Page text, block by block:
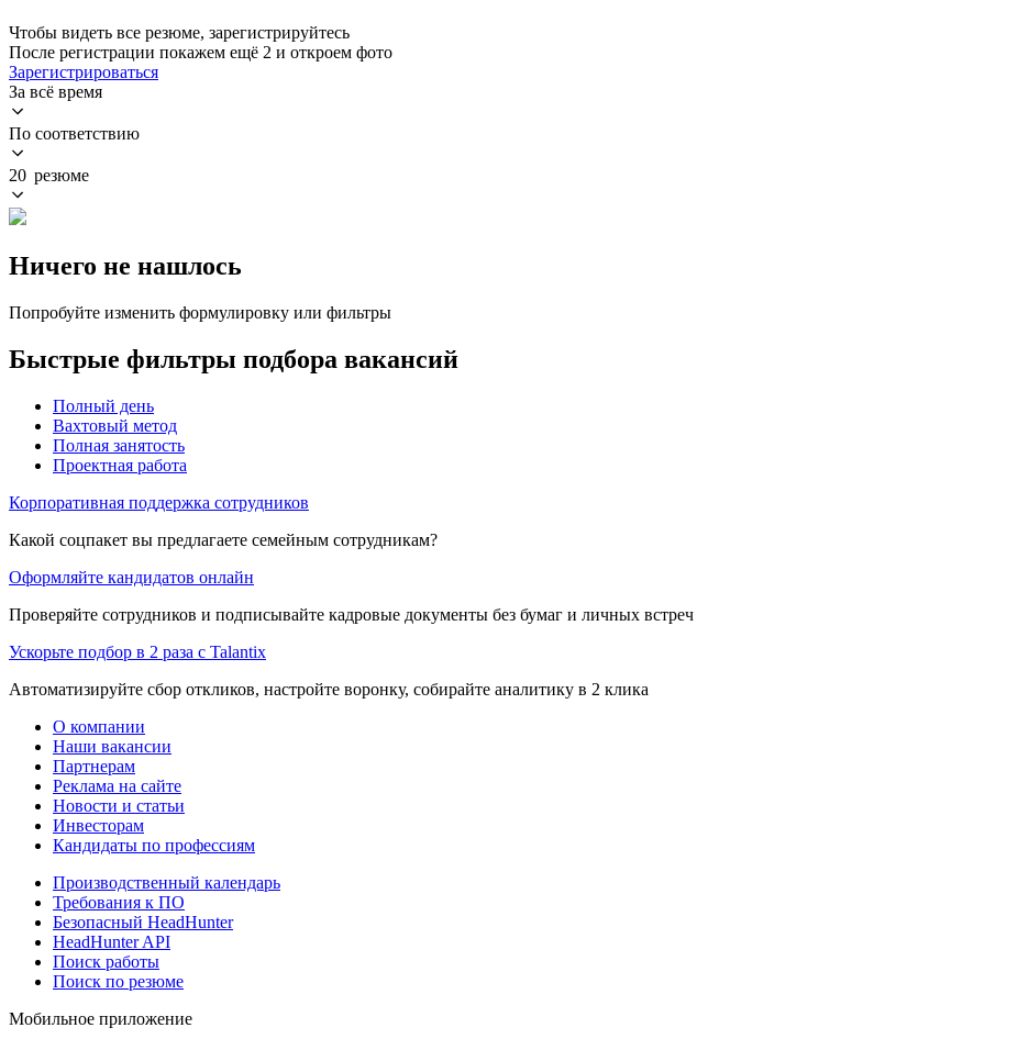
Чтобы видеть все резюме, зарегистрируйтесь
После регистрации покажем ещё 2 и откроем фото
Зарегистрироваться
За всё время
По соответствию
20 резюме
Ничего не нашлось
Попробуйте изменить формулировку или фильтры
Быстрые фильтры подбора вакансий
Полный день
Вахтовый метод
Полная занятость
Проектная работа
Корпоративная поддержка сотрудников
Какой соцпакет вы предлагаете семейным сотрудникам?
Оформляйте кандидатов онлайн
Проверяйте сотрудников и подписывайте кадровые документы без бумаг и личных встреч
Ускорьте подбор в 2 раза с Talantix
Автоматизируйте сбор откликов, настройте воронку, собирайте аналитику в 2 клика
О компании
Наши вакансии
Партнерам
Реклама на сайте
Новости и статьи
Инвесторам
Кандидаты по профессиям
Производственный календарь
Требования к ПО
Безопасный HeadHunter
HeadHunter API
Поиск работы
Поиск по резюме
Мобильное приложение